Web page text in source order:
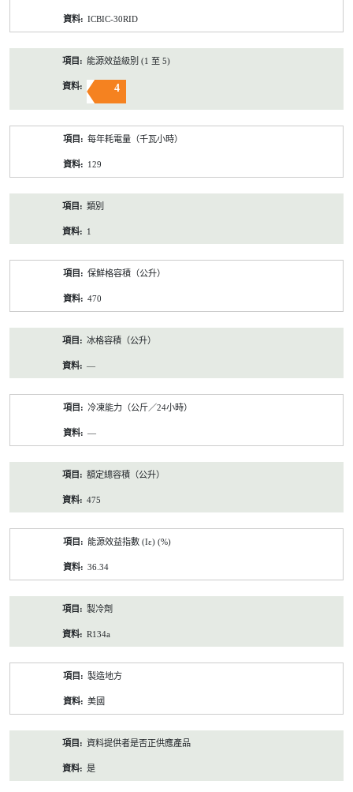
ICBIC-30RID
能源效益級別 (1 至 5)
4
每年耗電量（千瓦小時）
129
類別
1
保鮮格容積（公升）
470
冰格容積（公升）
—
冷凍能力（公斤／24小時）
—
額定總容積（公升）
475
能源效益指數 (Iε) (%)
36.34
製冷劑
R134a
製造地方
美國
資料提供者是否正供應產品
是